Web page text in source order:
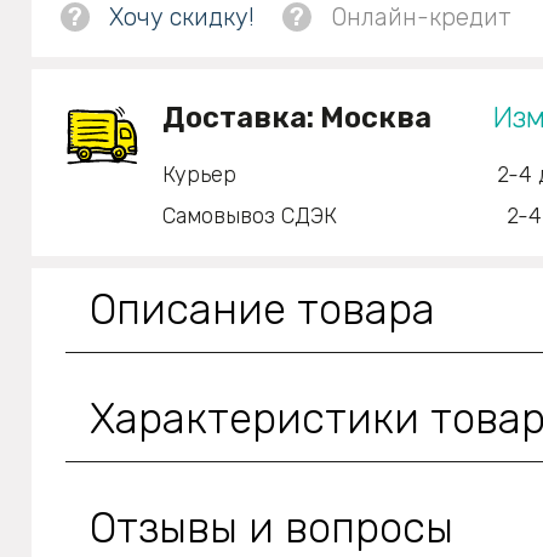
? Хочу скидку! ? Онлайн-кредит
Доставка: Москва
Курьер
2-4
Самовывоз СДЭК
2-
Описание товара
Характеристики
Отзывы и вопросы